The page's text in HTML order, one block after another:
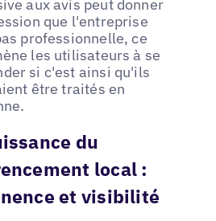
aux avis peut donner
que l'entreprise
professionnelle, ce
les utilisateurs à se
si c'est ainsi qu'ils
être traités en
du
local :
et visibilité